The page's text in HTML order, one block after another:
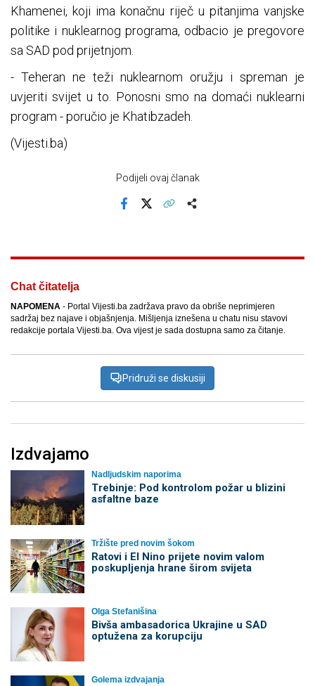
Khamenei, koji ima konačnu riječ u pitanjima vanjske
politike i nuklearnog programa, odbacio je pregovore
sa SAD pod prijetnjom.
- Teheran ne teži nuklearnom oružju i spreman je
uvjeriti svijet u to. Ponosni smo na domaći nuklearni
program - poručio je Khatibzadeh.
(Vijesti.ba)
Podijeli ovaj članak
Chat čitatelja
NAPOMENA - Portal Vijesti.ba zadržava pravo da obriše neprimjeren
sadržaj bez najave i objašnjenja. Mišljenja iznešena u chatu nisu stavovi
redakcije portala Vijesti.ba. Ova vijest je sada dostupna samo za čitanje.
Pridruži se diskusiji
Izdvajamo
Nadljudskim naporima
Trebinje: Pod kontrolom požar u blizini
asfaltne baze
Tržište pred novim šokom
Ratovi i El Nino prijete novim valom
poskupljenja hrane širom svijeta
Olga Stefanišina
Bivša ambasadorica Ukrajine u SAD
optužena za korupciju
Golema izdvajanja